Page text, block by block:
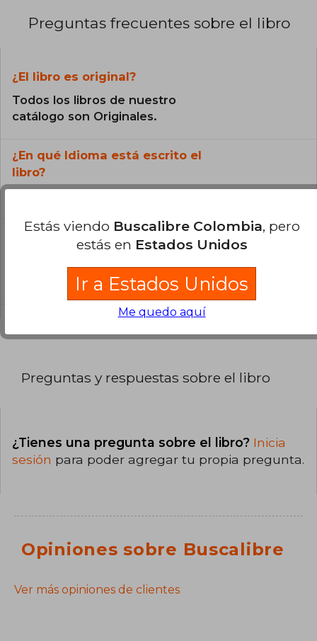
Preguntas frecuentes sobre el libro
¿El libro es original?
Todos los libros de nuestro
catálogo son Originales.
¿En qué Idioma está escrito el
libro?
¿Cuál es la encuadernación de este libro?
La encuadernación de esta edición es Tapa
Preguntas y respuestas sobre el libro
¿Tienes una pregunta sobre el libro? Inicia
sesión para poder agregar tu propia pregunta.
Opiniones sobre Buscalibre
Ver más opiniones de clientes
Estás viendo Buscalibre Colombia, pero
estás en Estados Unidos
Ir a Estados Unidos
Me quedo aquí